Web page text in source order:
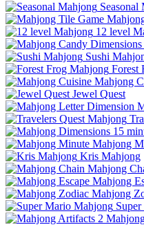
Seasonal
12 level
Sushi
Forest
Mahjong
Jewel Quest
Mahjong
Kris Mahjong
Mahjong
Mahjong
Mahjong